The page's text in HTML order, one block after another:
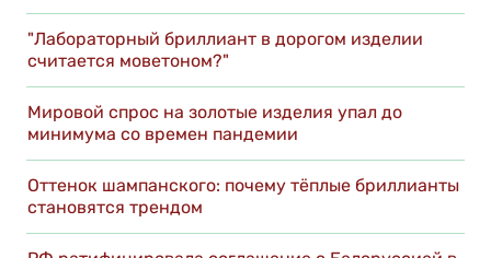
"Лабораторный бриллиант в дорогом изделии
считается моветоном?"
Мировой спрос на золотые изделия упал до
минимума со времен пандемии
Оттенок шампанского: почему тёплые бриллианты
становятся трендом